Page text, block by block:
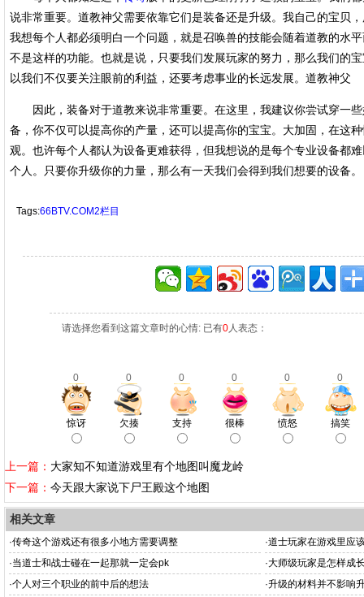
说非常重要。道教神父需要依靠它们是装备还是升级。我自己的宝贝
我想每个人都必须明白一个问题，就是召唤兽的技能会随着道教的水
不是这样的功能。也就是说，只要我们发展玩家的努力，那么我们的
以我们不仅要关注眼前的利益，还要考虑事业的长远发展。道教神父
因此，装备对于道教来说非常重要。在这里，我建议你尝试穿一些
备，你不仅可以提高你的产量，还可以提高你的宝宝。大加固，在这
观。也许每个人都认为设备更难获得，但我想说的是每个专业设备都
个人。只要你升级你的力量，那么有一天我们会得到我们想要的设备。
Tags:66BTV.COM2栏目
请选择您看到这篇文章时的心情: 已有0人表态：
0 0 0 0 0 0
惊讶 欠揍 支持 很棒 愤怒 搞笑
上一篇： 大家知不知道游戏里有个地图叫魔龙岭
下一篇： 今天跟大家说下尸王殿这个地图
相关文章
·传奇这个游戏还有很多小地方需要调整 ·道士玩家在游戏里应
·当道士和战士碰在一起那就一定会pk ·大师级玩家是怎样成
·个人对三个职业的前中后的想法 ·升级的材料并不影响